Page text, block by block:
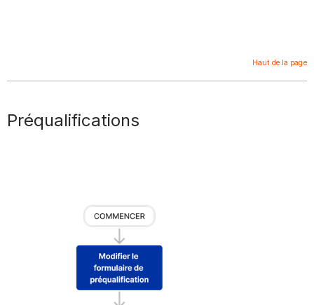
Haut de la page
Préqualifications